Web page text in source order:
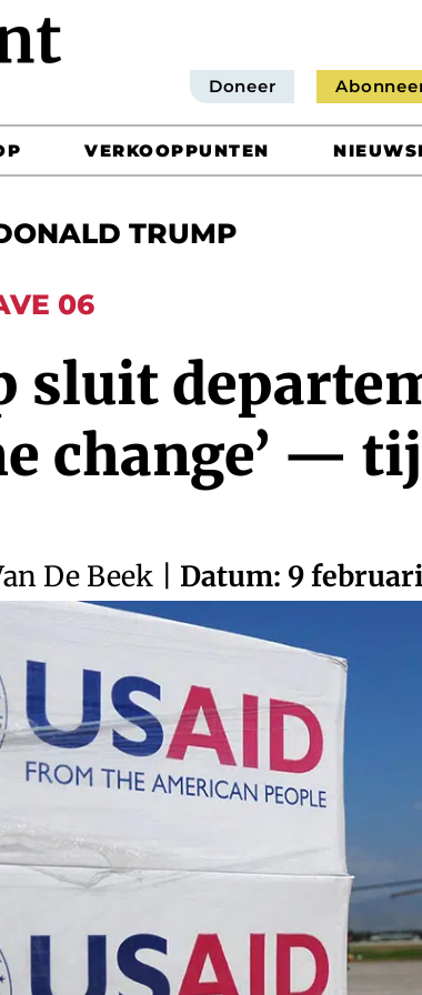
Doneer
VERKOOPPUNTEN
TRUMP
06
sluit
change’ —
De Beek Datum: 9